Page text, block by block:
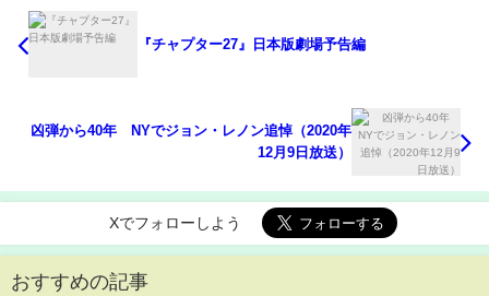
『チャプター27』日本版劇場予告編
凶弾から40年 NYでジョン・レノン追悼（2020年
12月9日放送）
Xでフォローしよう
おすすめの記事